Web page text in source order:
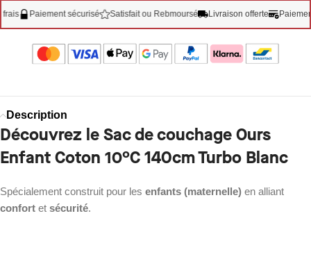
Paiement sécurisé Satisfait ou Rebmoursé Livraison offerte Paiement 3X
Description
Découvrez le Sac de couchage Ours
Enfant Coton 10°C 140cm Turbo Blanc
Spécialement construit pour les enfants (maternelle) en alliant
confort et sécurité.